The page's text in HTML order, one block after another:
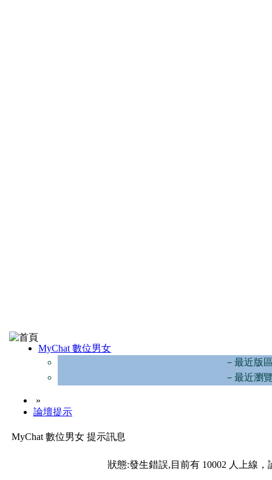
MyChat 數位男女
－最近版
－最近瀏
»
論壇提示
MyChat 數位男女 提示訊息
狀態:發生錯誤,目前有 10002 人上線